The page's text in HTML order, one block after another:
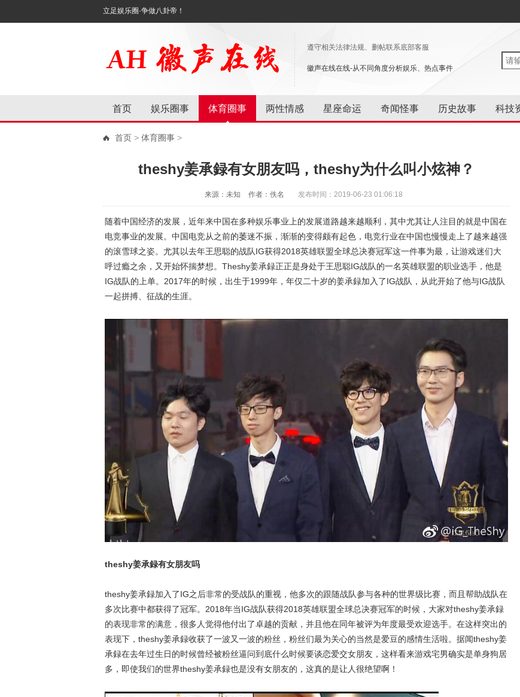
立足娱乐圈·争做八卦帝！
遵守相关法律法规、删帖联系底部客服
徽声在线在线-从不同角度分析娱乐、热点事件
首页 娱乐圈事 体育圈事 两性情感 星座命运 奇闻怪事 历史故事 科技
首页 > 体育圈事 >
theshy姜承録有女朋友吗，theshy为什么叫小炫神？
来源：未知 作者：佚名 发布时间：2019-06-23 01:06:18
随着中国经济的发展，近年来中国在多种娱乐事业上的发展道路越来越顺利，其中尤其让人注目的就是中国在
电竞事业的发展。中国电竞从之前的萎迷不振，渐渐的变得颇有起色，电竞行业在中国也慢慢走上了越来越强
的滚雪球之姿。尤其以去年王思聪的战队IG获得2018英雄联盟全球总决赛冠军这一件事为最，让游戏迷们大
呼过瘾之余，又开始怀揣梦想。Theshy姜承録正正是身处于王思聪IG战队的一名英雄联盟的职业选手，他是
IG战队的上单。2017年的时候，出生于1999年，年仅二十岁的姜承録加入了IG战队，从此开始了他与IG战队
一起拼搏、征战的生涯。
theshy姜承録有女朋友吗
theshy姜承録加入了IG之后非常的受战队的重视，他多次的跟随战队参与各种的世界级比赛，而且帮助战队在
多次比赛中都获得了冠军。2018年当IG战队获得2018英雄联盟全球总决赛冠军的时候，大家对theshy姜承録
的表现非常的满意，很多人觉得他付出了卓越的贡献，并且他在同年被评为年度最受欢迎选手。在这样突出的
表现下，theshy姜承録收获了一波又一波的粉丝，粉丝们最为关心的当然是爱豆的感情生活啦。据闻theshy姜
承録在去年过生日的时候曾经被粉丝逼问到底什么时候要谈恋爱交女朋友，这样看来游戏宅男确实是单身狗居
多，即使我们的世界theshy姜承録也是没有女朋友的，这真的是让人很绝望啊！